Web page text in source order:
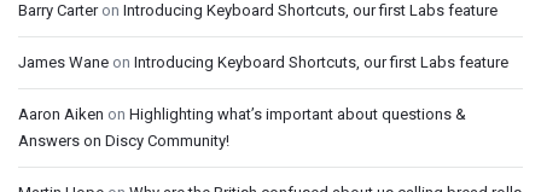
Barry Carteron Introducing Keyboard Shortcuts, our first Labs feature
James Wane on Introducing Keyboard Shortcuts, our first Labs feature
Aaron Aiken on Highlighting what’s important about questions &
Answers on Discy Community!